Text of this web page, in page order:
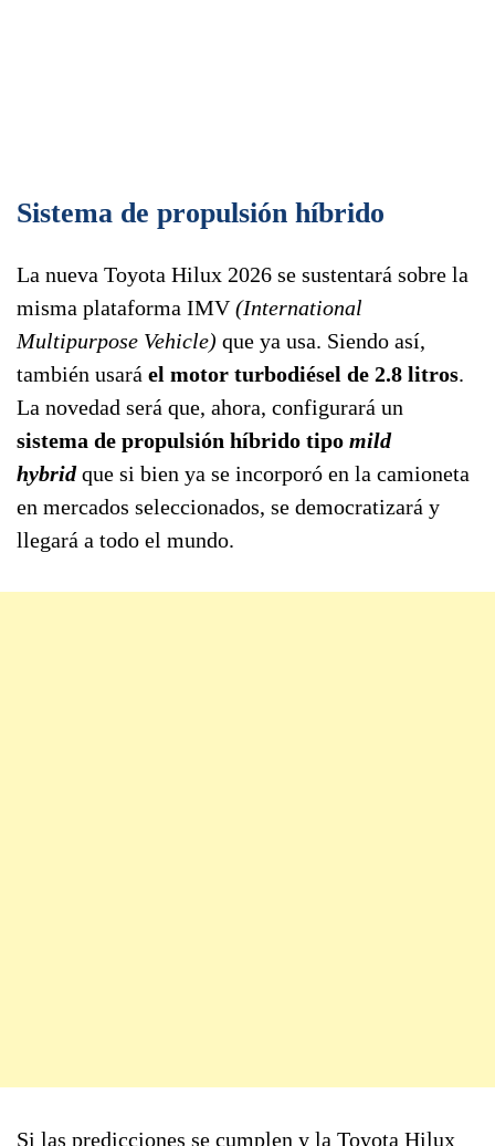
Sistema de propulsión híbrido
La nueva Toyota Hilux 2026 se sustentará sobre la
misma plataforma IMV(International
Multipurpose Vehicle) que ya usa. Siendo así,
también usará el motor turbodiésel de 2.8 litros.
La novedad será que, ahora, configurará un
sistema de propulsión híbrido tipo mild
hybridque si bien ya se incorporó en la camioneta
en mercados seleccionados, se democratizará y
llegará a todo el mundo.
Si las predicciones se cumplen y la Toyota Hilux